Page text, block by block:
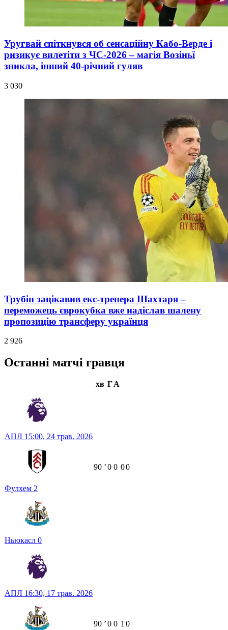
Уругвай спіткнувся об сенсаційну Кабо-Верде і
ризикує вилетіти з ЧС-2026 – магія Возіньї
зникла, інший 40-річний гуляв
3 030
Трубін зацікавив екс-тренера Шахтаря –
переможець єврокубка вже надіслав шалену
пропозицію трансферу українця
2 926
Останні матчі гравця
хв ГА
АПЛ 15:00, 24 трав. 2026
Фулхем 2
Ньюкасл 0
90 ʼ0 0 00
АПЛ 16:30, 17 трав. 2026
90 ʼ0 0 1 0